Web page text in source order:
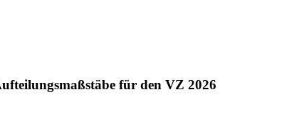
für den VZ 2026